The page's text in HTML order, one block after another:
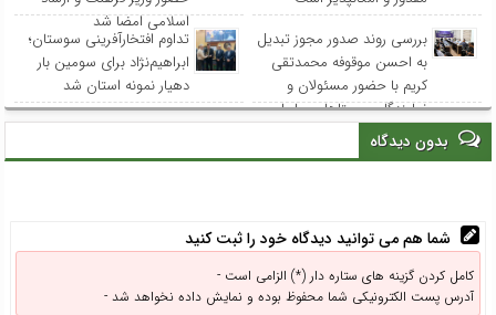
اسلامی امضا شد
بررسی روند صدور مجوز تبدیل
به احسن موقوفه محمدتقی
کریم با حضور مسئولان و
نمایندگان روستاهای ساحلی
تداوم افتخارآفرینی سوستان؛
ابراهیم‌نژاد برای سومین بار
دهیار نمونه استان شد
بدون دیدگاه
شما هم می توانید دیدگاه خود را ثبت کنید
کامل کردن گزینه های ستاره دار (*) الزامی است -
آدرس پست الکترونیکی شما محفوظ بوده و نمایش داده نخواهد شد -